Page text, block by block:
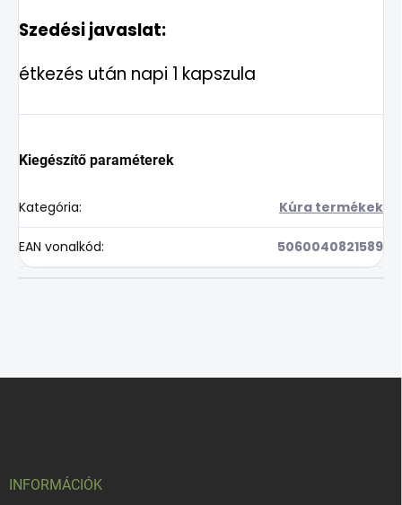
Szedési javaslat:
étkezés után napi 1 kapszula
Kiegészítő paraméterek
Kategória: Kúra termékek
EAN vonalkód: 5060040821589
INFORMÁCIÓK